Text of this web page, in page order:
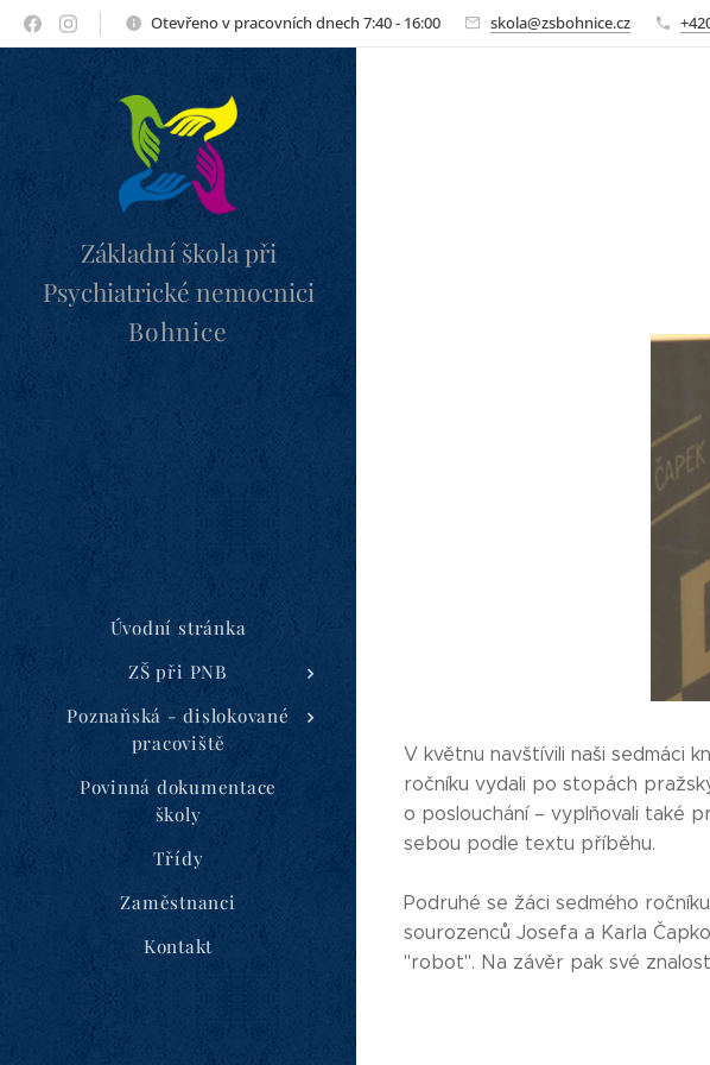
Otevřeno v pracovních dnech 7:40 - 16:00 skola@zsbohnice.cz
Základní škola při
Psychiatrické nemocnici
Bohnice
Úvodní stránka
ZŠ při PNB
Poznaňská - dislokované
pracoviště
Povinná dokumentace
školy
Třídy
Zaměstnanci
Kontakt
V květnu navštívili naši sedmáci
ročníku vydali po stopách
o poslouchání – vyplňovali také
sebou podle textu příběhu.
Podruhé se žáci sedmého
sourozenců Josefa a Karla
"robot". Na závěr pak své